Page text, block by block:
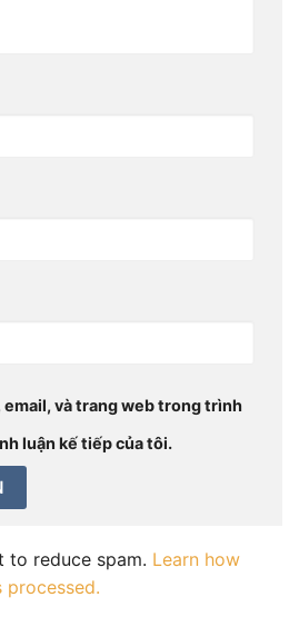
email, và trang web trong trình
luận kế tiếp của tôi.
to reduce spam. Learn how